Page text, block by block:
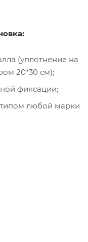
(уплотнение на
20*30 см);
фиксации;
любой марки